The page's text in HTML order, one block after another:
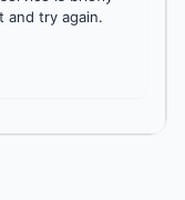
and try again.